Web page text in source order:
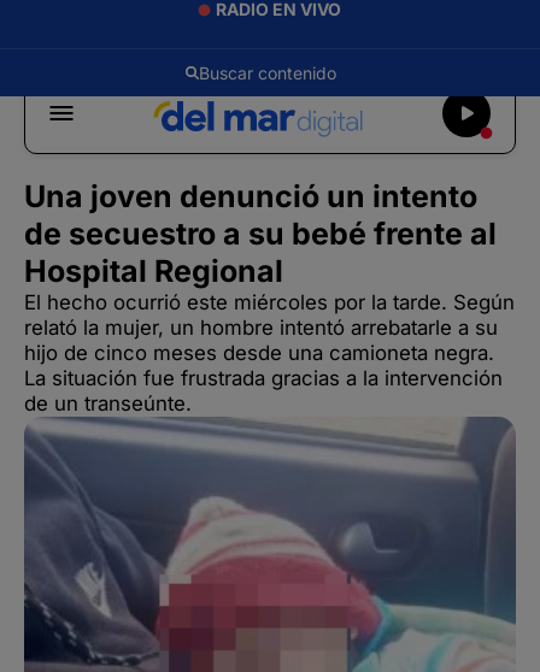
RADIO EN VIVO
Una joven denunció un intento
de secuestro a su bebé frente al
Hospital Regional
El hecho ocurrió este miércoles por la tarde. Según
relató la mujer, un hombre intentó arrebatarle a su
hijo de cinco meses desde una camioneta negra.
La situación fue frustrada gracias a la intervención
de un transeúnte.